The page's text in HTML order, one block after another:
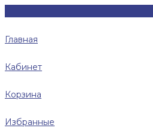
Главная
Кабинет
Корзина
Избранные